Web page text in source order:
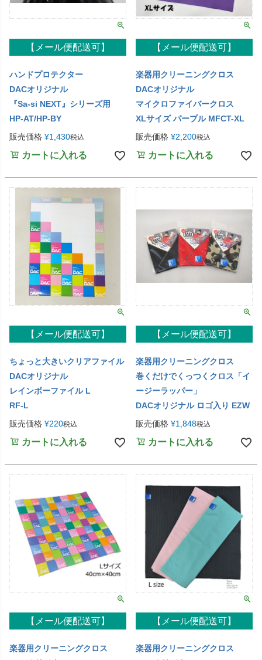
【メール便配送可】
ハンドプロテクター
DACオリジナル
『Sa-si NEXT』シリーズ用
HP-AT/HP-BY
販売価格 ¥1,430税込
カートに入れる
【メール便配送可】
楽器用クリーニングクロス
DACオリジナル
マイクロファイバークロス
XLサイズ パープル MFCT-XL
販売価格 ¥2,200税込
カートに入れる
【メール便配送可】
ちょっと大きいクリアファイル
DACオリジナル
レインボーファイル L
RF-L
販売価格 ¥220税込
カートに入れる
【メール便配送可】
楽器用クリーニングクロス
巻くだけでくっつくクロス「イ
ージーラッパー」
DACオリジナル ロゴ入り EZW
販売価格 ¥1,848税込
カートに入れる
【メール便配送可】
楽器用クリーニングクロス
【メール便配送可】
楽器用クリーニングクロス